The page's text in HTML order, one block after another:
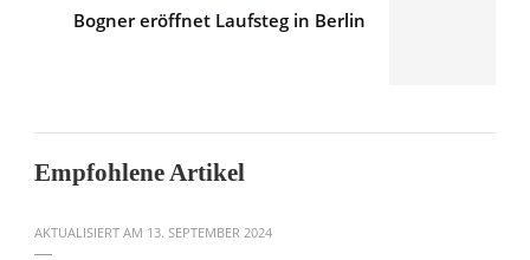
Bogner eröffnet Laufsteg in Berlin
Empfohlene Artikel
AKTUALISIERT AM 13. SEPTEMBER 2024